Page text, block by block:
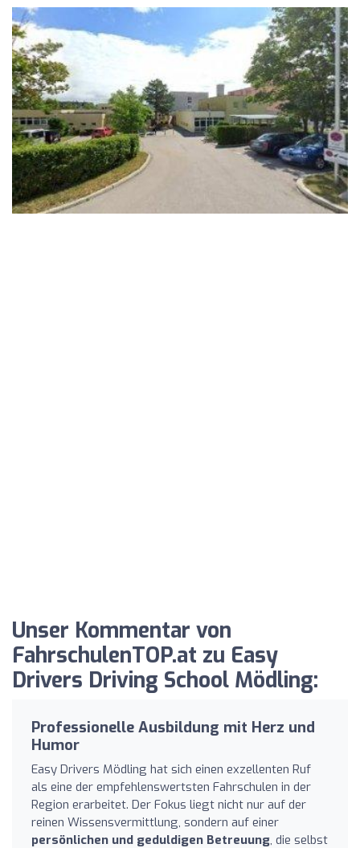
Unser Kommentar von
FahrschulenTOP.at zu Easy
Drivers Driving School Mödling:
Professionelle Ausbildung mit Herz und
Humor
Easy Drivers Mödling hat sich einen exzellenten Ruf
als eine der empfehlenswertsten Fahrschulen in der
Region erarbeitet. Der Fokus liegt nicht nur auf der
reinen Wissensvermittlung, sondern auf einer
persönlichen und geduldigen Betreuung, die selbst